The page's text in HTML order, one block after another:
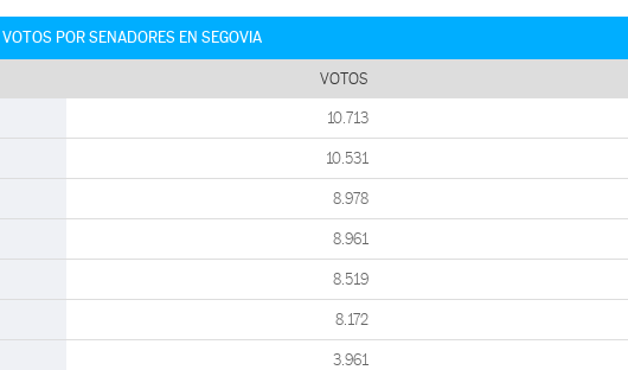
VOTOS POR SENADORES EN SEGOVIA
VOTOS
10.713
10.531
8.978
8.961
8.519
8.172
3.961